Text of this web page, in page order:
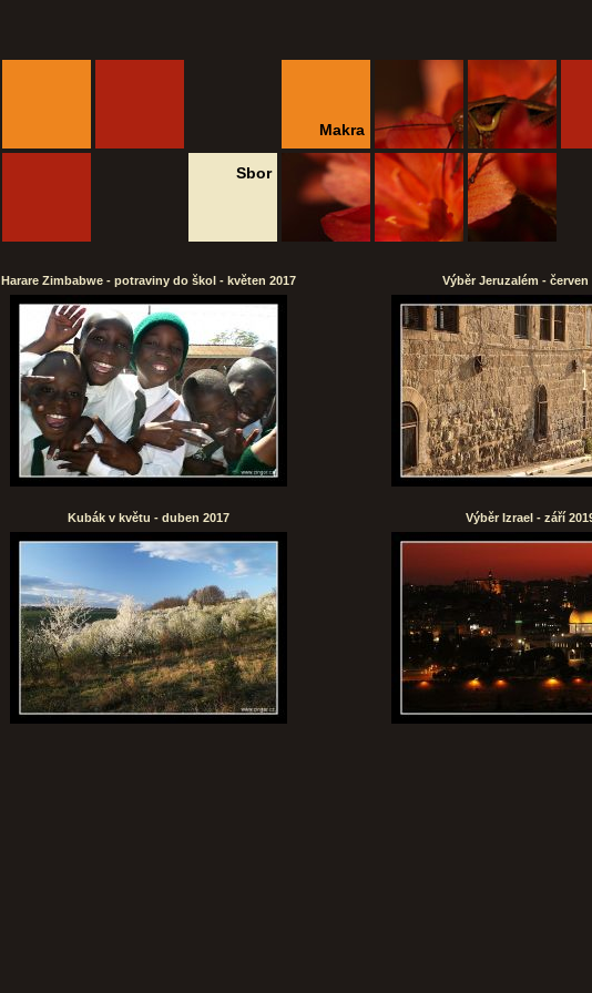
Makra
Sbor
Harare Zimbabwe - potraviny do škol - květen 2017 Výběr Jeruzalém - červen
Kubák v květu - duben 2017 Výběr Izrael - září